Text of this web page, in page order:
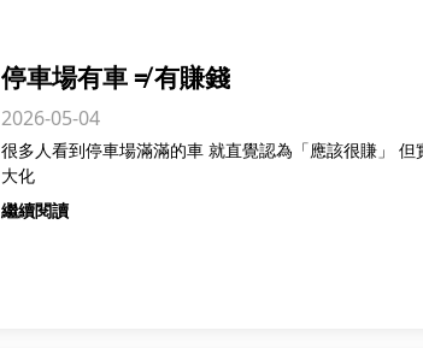
停車場有車 ≠ 有賺錢
2026-05-04
很多人看到停車場滿滿的車 就直覺認為「應該很賺」 但實際上， 使用率高，不代表收益最
大化
繼續閱讀